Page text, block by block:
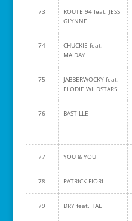
73
ROUTE 94 feat. JESS
GLYNNE
74
CHUCKIE feat.
MAIDAY
75
JABBERWOCKY feat.
ELODIE WILDSTARS
76 BASTILLE
77 YOU & YOU
78 PATRICK FIORI
79 DRY feat. TAL